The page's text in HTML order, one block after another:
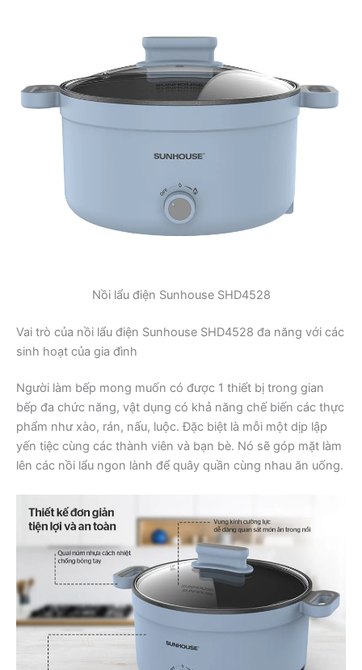
Nồi lẩu điện Sunhouse SHD4528
Vai trò của nồi lẩu điện Sunhouse SHD4528 đa năng với các
sinh hoạt của gia đình
Người làm bếp mong muốn có được 1 thiết bị trong gian
bếp đa chức năng, vật dụng có khả năng chế biến các thực
phẩm như xào, rán, nấu, luộc. Đặc biệt là mỗi một dịp lập
yến tiệc cùng các thành viên và bạn bè. Nó sẽ góp mặt làm
lên các nồi lẩu ngon lành để quây quần cùng nhau ăn uống.